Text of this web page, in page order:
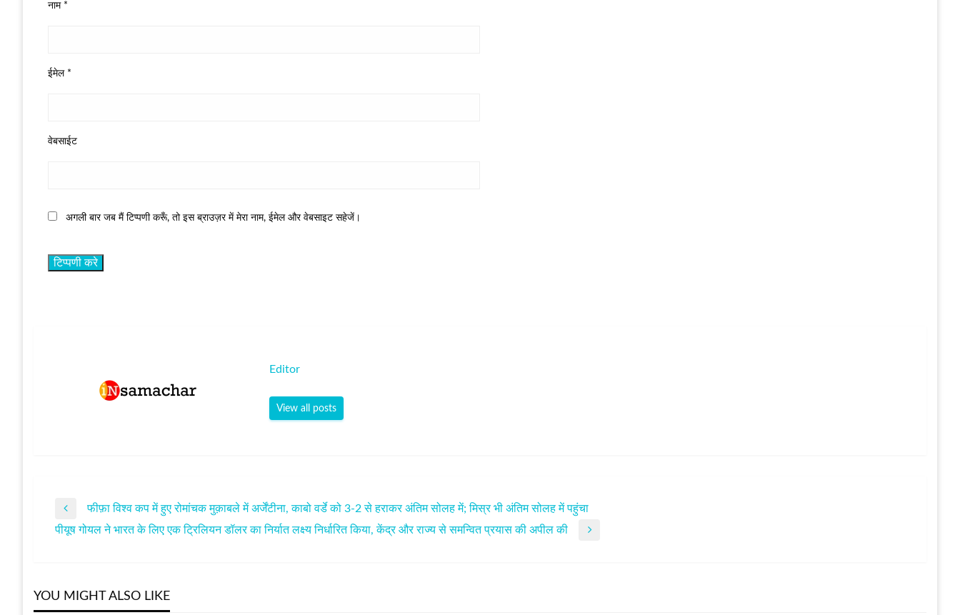
नाम *
ईमेल *
वेबसाईट
अगली बार जब मैं टिप्पणी करूँ, तो इस ब्राउज़र में मेरा नाम, ईमेल और वेबसाइट सहेजें।
Editor
View all posts
पोस्ट
Previous
Post
फीफ़ा विश्‍व कप में हुए रोमांचक मुक़ाबले में अर्जेंटीना, काबो वर्डे को 3-2 से हराकर अंतिम सोलह में; मिस्र भी अंतिम सोलह में पहुंचा
Next
पीयूष गोयल ने भारत के लिए एक ट्रिलियन डॉलर का निर्यात लक्ष्य निर्धारित किया, केंद्र और राज्य से समन्वित प्रयास की अपील की
YOU MIGHT ALSO LIKE